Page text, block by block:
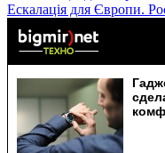
Ескалація для Європи.